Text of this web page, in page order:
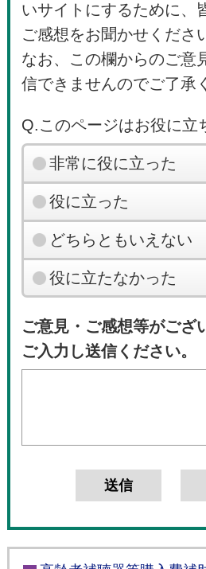
いサイトにするために、
ご感想をお聞かせくださ
なお、この欄からのご意
信できませんのでご了承
Q.このページはお役に立
非常に役に立った
役に立った
どちらともいえない
役に立たなかった
ご意見・ご感想等がござ
ご入力し送信ください。